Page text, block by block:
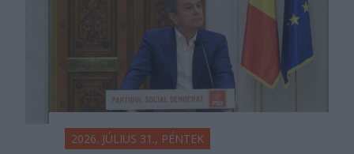
2026. JÚLIUS 31., PÉNTEK